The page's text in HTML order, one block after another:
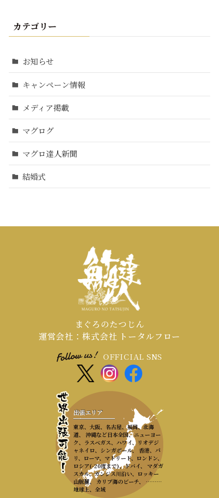
カテゴリー
お知らせ
キャンペーン情報
メディア掲載
マグログ
マグロ達人新聞
結婚式
まぐろのたつじん
運営会社：株式会社 トータルフロー
OFFICIAL SNS
出張エリア
東京、大阪、名古屋、福岡、北海
道、 沖縄など日本全国、ニューヨー
ク、ラスベガス、ハワイ、リオデジ
ャネイロ、シンガポール、 香港、パ
リ、ローマ、マドリード、ロンドン、
ロシア(-20度まで)、ドバイ、 マダガ
スカル、ガンジス川沿い、ロッキー
山脈麓、 カリブ海のビーチ、 ………
地球上、全域